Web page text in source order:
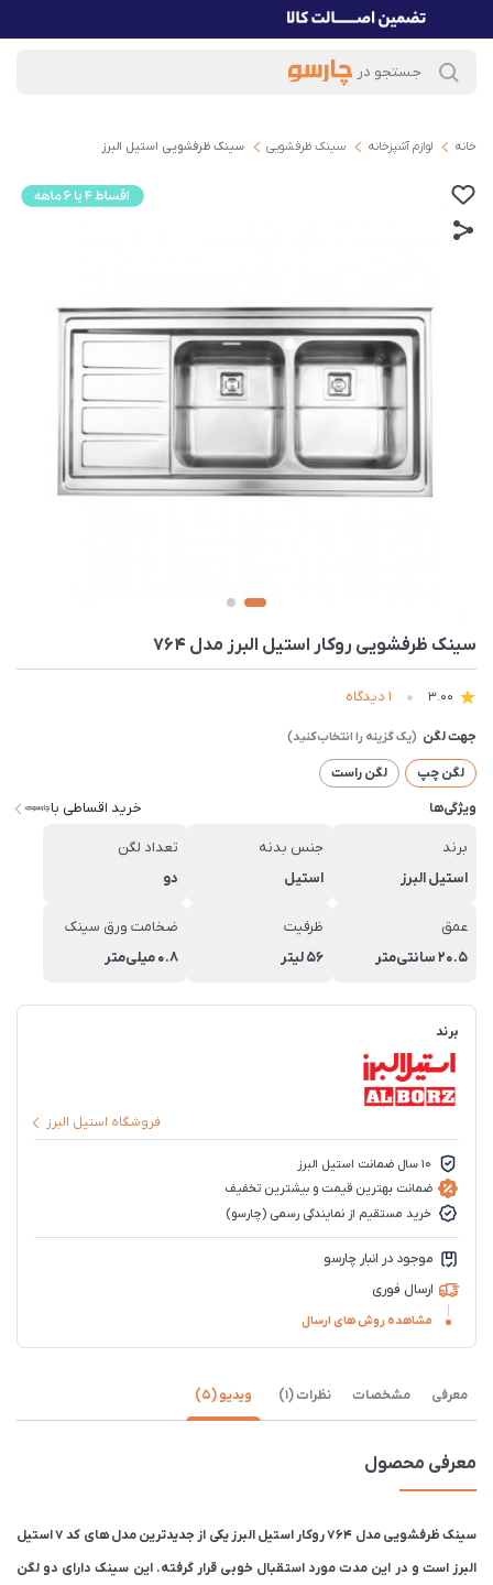
خانه لوازم آشپزخانه سینک ظرفشویی سینک ظرفشویی استیل البرز
سينک ظرفشویی روکار استیل البرز مدل 764
3.00 1 دیدگاه
جهت لگن
لگن چپ
لگن راست
ویژگی‌ها
خرید اقساطی با
برند
استیل البرز
جنس بدنه
استیل
تعداد لگن
دو
عمق
20.5 سانتی‌متر
ظرفیت
56 لیتر
ضخامت ورق سینک
0.8 میلی‌متر
برند
فروشگاه استیل البرز
10 سال ضمانت استیل البرز
ضمانت بهترین قیمت و بیشترین تخفیف
خرید مستقیم از نمایندگی رسمی (چارسو)
موجود در انبار چارسو
ارسال فوری
مشاهده روش های ارسال
معرفی مشخصات نظرات (1) ویدیو (5)
معرفی محصول
سینک ظرفشویی مدل 764 روکار استیل البرز یکی از جدیدترین مدل های کد ۷ استیل
البرز است و در این مدت مورد استقبال خوبی قرار گرفته. این سینک دارای دو لگن